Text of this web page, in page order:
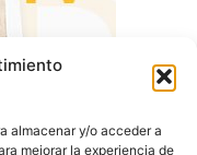
almacenar y/o acceder a
mejorar la experiencia de